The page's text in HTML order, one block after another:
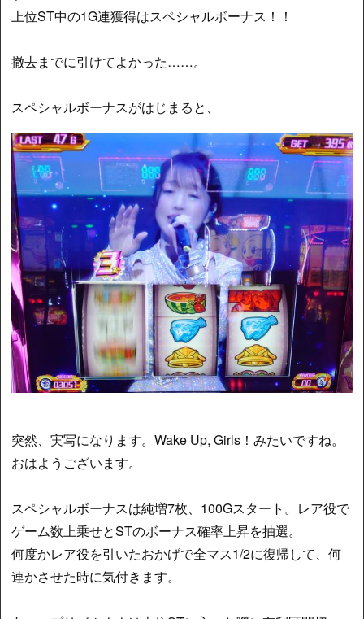
上位ST中の1G連獲得はスペシャルボーナス！！
撤去までに引けてよかった……。
スペシャルボーナスがはじまると、
突然、実写になります。Wake Up, Girls！みたいですね。
おはようございます。
スペシャルボーナスは純増7枚、100Gスタート。レア役で
ゲーム数上乗せとSTのボーナス確率上昇を抽選。
何度かレア役を引いたおかげで全マス1/2に復帰して、何
連かさせた時に気付きます。